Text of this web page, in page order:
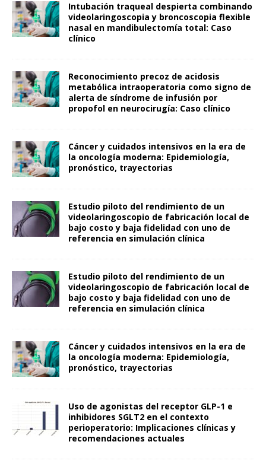
Intubación traqueal despierta combinando
videolaringoscopia y broncoscopia flexible
nasal en mandibulectomía total: Caso
clínico
Reconocimiento precoz de acidosis
metabólica intraoperatoria como signo de
alerta de síndrome de infusión por
propofol en neurocirugía: Caso clínico
Cáncer y cuidados intensivos en la era de
la oncología moderna: Epidemiología,
pronóstico, trayectorias
Estudio piloto del rendimiento de un
videolaringoscopio de fabricación local de
bajo costo y baja fidelidad con uno de
referencia en simulación clínica
Estudio piloto del rendimiento de un
videolaringoscopio de fabricación local de
bajo costo y baja fidelidad con uno de
referencia en simulación clínica
Cáncer y cuidados intensivos en la era de
la oncología moderna: Epidemiología,
pronóstico, trayectorias
Uso de agonistas del receptor GLP-1 e
inhibidores SGLT2 en el contexto
perioperatorio: Implicaciones clínicas y
recomendaciones actuales